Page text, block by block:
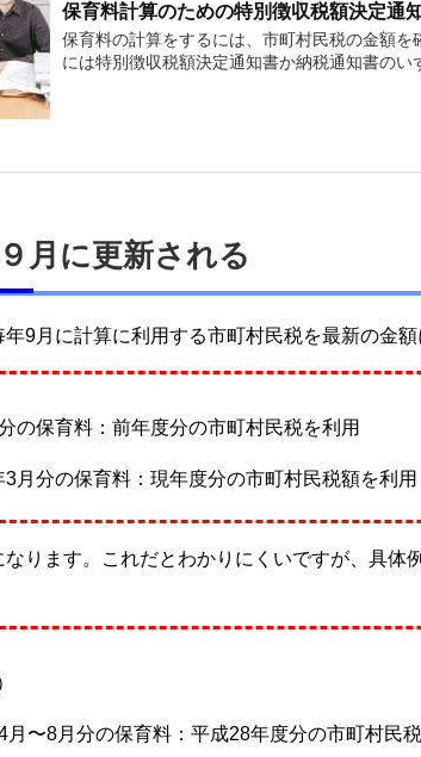
保育料計算のための特別徴収税額決定通
保育料の計算をするには、市町村民税の金額
には特別徴収税額決定通知書か納税通知書のい
月に更新される
9月に計算に利用する市町村民税を最新の金額
の保育料：前年度分の市町村民税を利用
3月分の保育料：現年度分の市町村民税額を利用
なります。これだとわかりにくいですが、具体
月〜8月分の保育料：平成28年度分の市町村民